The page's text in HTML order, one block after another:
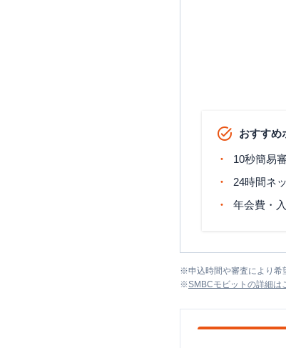
おすすめ
10秒簡易
24時間ネ
年会費・
※申込時間や審査により希
※SMBCモビット の詳細は